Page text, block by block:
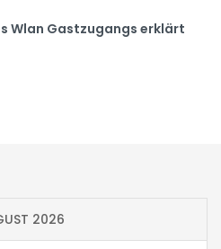
Wlan Gastzugangs erklärt
2026